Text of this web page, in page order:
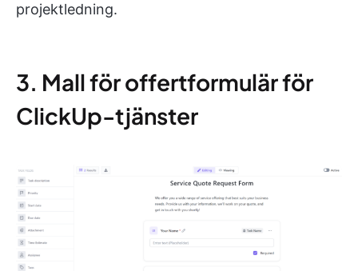
projektledning.
3. Mall för offertformulär för
ClickUp-tjänster